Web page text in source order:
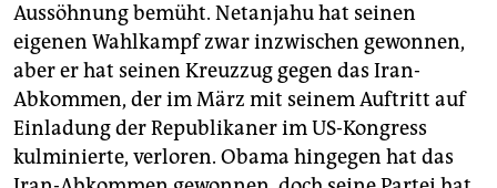
Aussöhnung bemüht. Netanjahu hat seinen
eigenen Wahlkampf zwar inzwischen gewonnen,
aber er hat seinen Kreuzzug gegen das Iran-
Abkommen, der im März mit seinem Auftritt auf
Einladung der Republikaner im US-Kongress
kulminierte, verloren. Obama hingegen hat das